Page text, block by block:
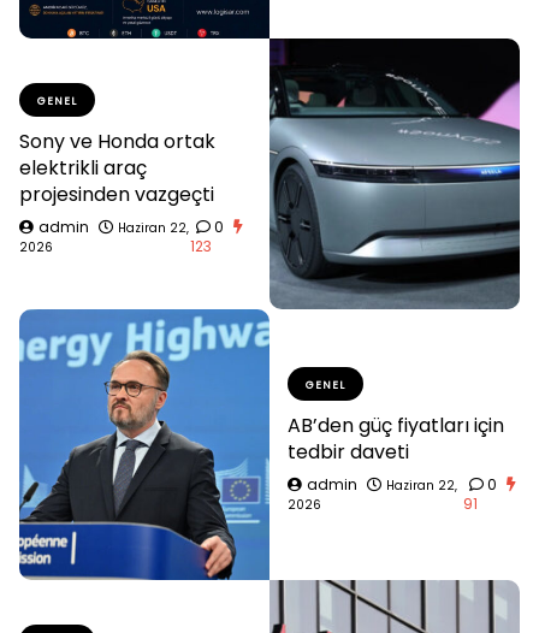
GENEL
Sony ve Honda ortak
elektrikli araç
projesinden vazgeçti
admin
Haziran 22,
2026
0
123
GENEL
AB’den güç fiyatları için
tedbir daveti
admin
Haziran 22,
2026
0
91